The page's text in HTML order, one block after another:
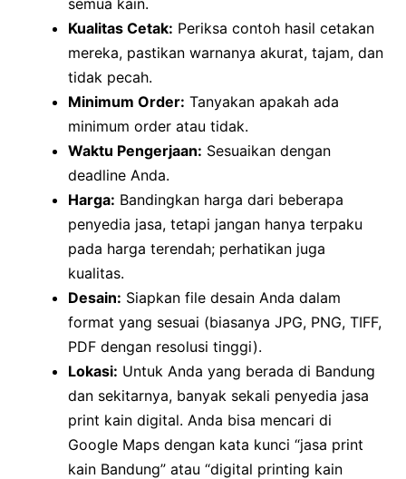
semua kain.
Kualitas Cetak: Periksa contoh hasil cetakan
mereka, pastikan warnanya akurat, tajam, dan
tidak pecah.
Minimum Order: Tanyakan apakah ada
minimum order atau tidak.
Waktu Pengerjaan: Sesuaikan dengan
deadline Anda.
Harga: Bandingkan harga dari beberapa
penyedia jasa, tetapi jangan hanya terpaku
pada harga terendah; perhatikan juga
kualitas.
Desain: Siapkan file desain Anda dalam
format yang sesuai (biasanya JPG, PNG, TIFF,
PDF dengan resolusi tinggi).
Lokasi: Untuk Anda yang berada di Bandung
dan sekitarnya, banyak sekali penyedia jasa
print kain digital. Anda bisa mencari di
Google Maps dengan kata kunci “jasa print
kain Bandung” atau “digital printing kain